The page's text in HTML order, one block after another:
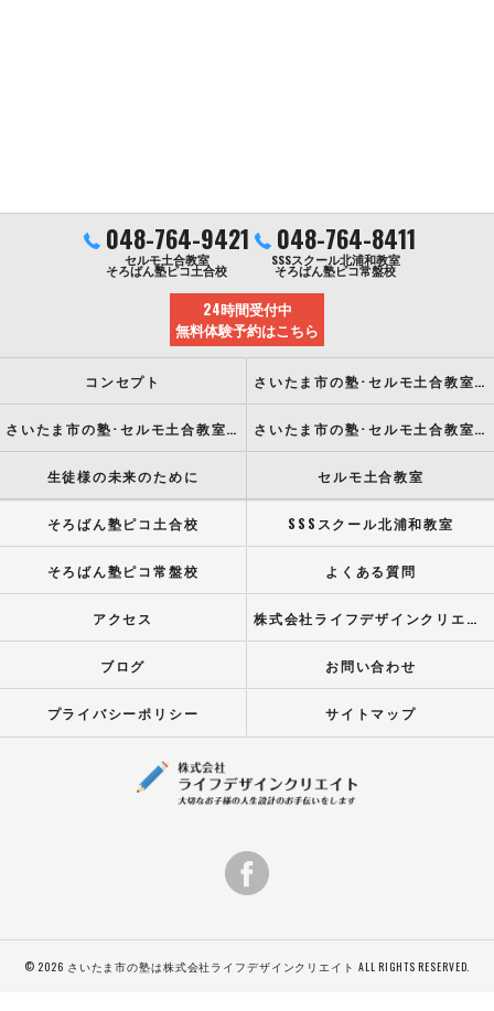
048-764-9421
セルモ土合教室
そろばん塾ピコ土合校
048-764-8411
SSSスクール北浦和教室
そろばん塾ピコ常盤校
24時間受付中
無料体験予約はこちら
コンセプト さいたま市の塾･セルモ土合教室の口コミ情報
さいたま市の塾･セルモ土合教室の評判 さいたま市の塾･セルモ土合教室のお客様の声
生徒様の未来のために セルモ土合教室
そろばん塾ピコ土合校 SSSスクール北浦和教室
そろばん塾ピコ常盤校 よくある質問
アクセス 株式会社ライフデザインクリエイト
ブログ お問い合わせ
プライバシーポリシー サイトマップ
© 2026 さいたま市の塾は株式会社ライフデザインクリエイト ALL RIGHTS RESERVED.